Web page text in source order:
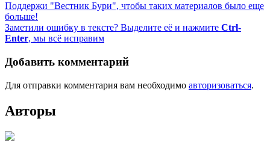
Поддержи "Вестник Бури", чтобы таких материалов было еще
больше!
Заметили ошибку в тексте? Выделите её и нажмите Ctrl-
Enter, мы всё исправим
Добавить комментарий
Для отправки комментария вам необходимо авторизоваться.
Авторы